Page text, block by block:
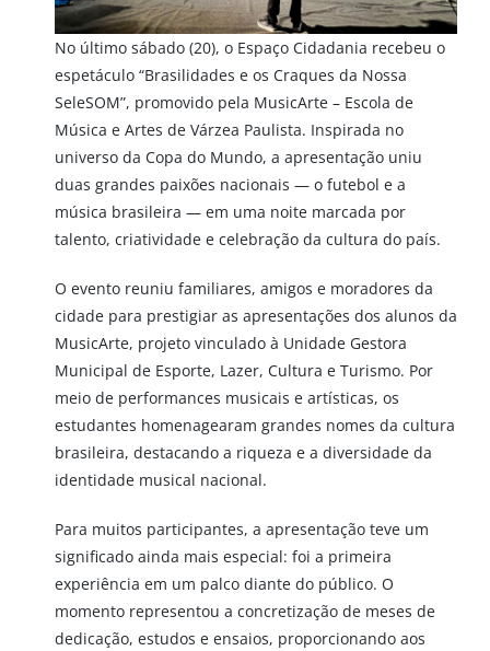
No último sábado (20), o Espaço Cidadania recebeu o
espetáculo “Brasilidades e os Craques da Nossa
SeleSOM”, promovido pela MusicArte – Escola de
Música e Artes de Várzea Paulista. Inspirada no
universo da Copa do Mundo, a apresentação uniu
duas grandes paixões nacionais — o futebol e a
música brasileira — em uma noite marcada por
talento, criatividade e celebração da cultura do país.
O evento reuniu familiares, amigos e moradores da
cidade para prestigiar as apresentações dos alunos da
MusicArte, projeto vinculado à Unidade Gestora
Municipal de Esporte, Lazer, Cultura e Turismo. Por
meio de performances musicais e artísticas, os
estudantes homenagearam grandes nomes da cultura
brasileira, destacando a riqueza e a diversidade da
identidade musical nacional.
Para muitos participantes, a apresentação teve um
significado ainda mais especial: foi a primeira
experiência em um palco diante do público. O
momento representou a concretização de meses de
dedicação, estudos e ensaios, proporcionando aos